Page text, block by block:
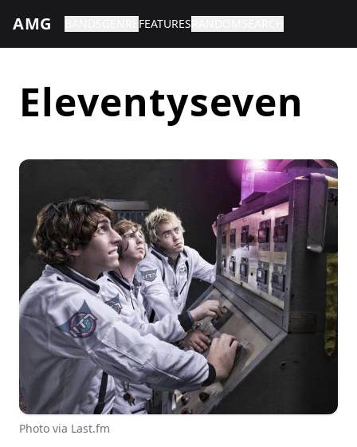
AMG FEATURES
Eleventyseven
Photo via Last.fm